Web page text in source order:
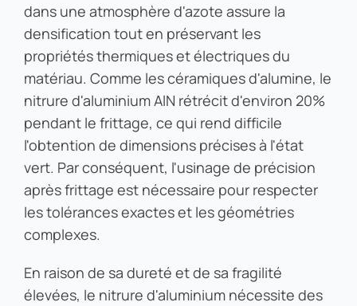
dans une atmosphère d'azote assure la
densification tout en préservant les
propriétés thermiques et électriques du
matériau. Comme les céramiques d'alumine, le
nitrure d'aluminium AlN rétrécit d'environ 20%
pendant le frittage, ce qui rend difficile
l'obtention de dimensions précises à l'état
vert. Par conséquent, l'usinage de précision
après frittage est nécessaire pour respecter
les tolérances exactes et les géométries
complexes.
En raison de sa dureté et de sa fragilité
élevées, le nitrure d'aluminium nécessite des